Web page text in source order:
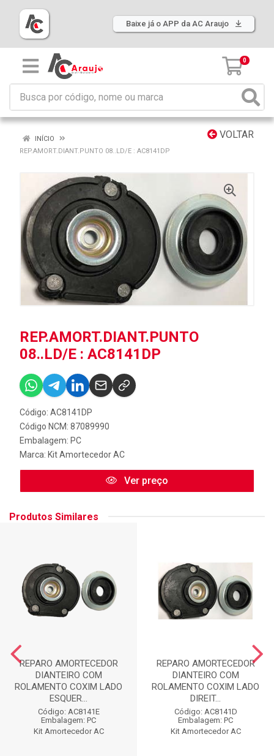
Baixe já o APP da AC Araujo
0
VOLTAR
INÍCIO
REP.AMORT.DIANT.PUNTO 08..LD/E : AC8141DP
REP.AMORT.DIANT.PUNTO
08..LD/E : AC8141DP
Código: AC8141DP
Código NCM: 87089990
Embalagem: PC
Marca: Kit Amortecedor AC
Ver preço
Produtos Similares
REPARO AMORTECEDOR
DIANTEIRO COM
ROLAMENTO COXIM LADO
ESQUER...
Código: AC8141E
Embalagem: PC
Kit Amortecedor AC
REPARO AMORTECEDOR
DIANTEIRO COM
ROLAMENTO COXIM LADO
DIREIT...
Código: AC8141D
Embalagem: PC
Kit Amortecedor AC